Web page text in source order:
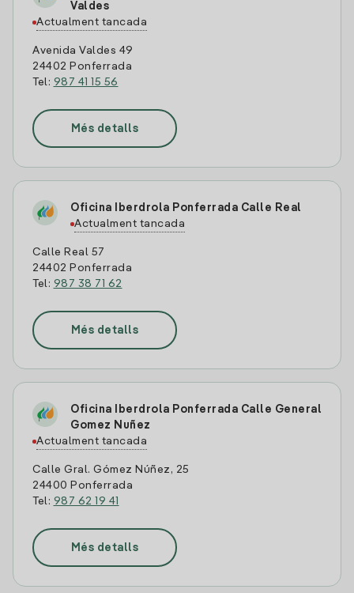
Valdes
Actualment tancada
Avenida Valdes 49
24402 Ponferrada
Tel: 987 41 15 56
Més detalls
Oficina Iberdrola Ponferrada Calle Real
Actualment tancada
Calle Real 57
24402 Ponferrada
Tel: 987 38 71 62
Més detalls
Oficina Iberdrola Ponferrada Calle General
Gomez Nuñez
Actualment tancada
Calle Gral. Gómez Núñez, 25
24400 Ponferrada
Tel: 987 62 19 41
Més detalls